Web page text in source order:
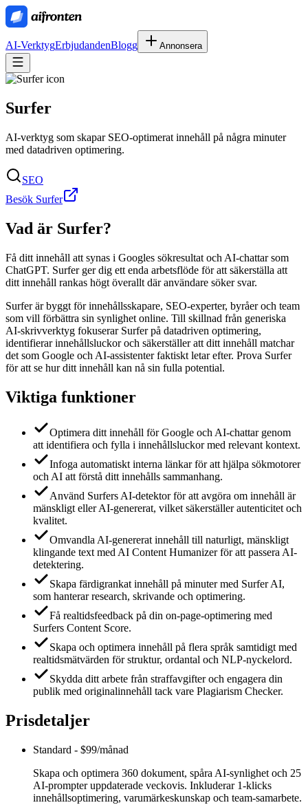
AI-VerktygErbjudandenBlogg Annonsera
Surfer
AI-verktyg som skapar SEO-optimerat innehåll på några minuter
med datadriven optimering.
SEO
Besök Surfer
Vad är Surfer?
Få ditt innehåll att synas i Googles sökresultat och AI-chattar som
ChatGPT. Surfer ger dig ett enda arbetsflöde för att säkerställa att
ditt innehåll rankas högt överallt där användare söker svar.
Surfer är byggt för innehållsskapare, SEO-experter, byråer och team
som vill förbättra sin synlighet online. Till skillnad från generiska
AI-skrivverktyg fokuserar Surfer på datadriven optimering,
identifierar innehållsluckor och säkerställer att ditt innehåll matchar
det som Google och AI-assistenter faktiskt letar efter. Prova Surfer
för att se hur ditt innehåll kan nå sin fulla potential.
Viktiga funktioner
Optimera ditt innehåll för Google och AI-chattar genom
att identifiera och fylla i innehållsluckor med relevant kontext.
Infoga automatiskt interna länkar för att hjälpa sökmotorer
och AI att förstå ditt innehålls sammanhang.
Använd Surfers AI-detektor för att avgöra om innehåll är
mänskligt eller AI-genererat, vilket säkerställer autenticitet och
kvalitet.
Omvandla AI-genererat innehåll till naturligt, mänskligt
klingande text med AI Content Humanizer för att passera AI-
detektering.
Skapa färdigrankat innehåll på minuter med Surfer AI,
som hanterar research, skrivande och optimering.
Få realtidsfeedback på din on-page-optimering med
Surfers Content Score.
Skapa och optimera innehåll på flera språk samtidigt med
realtidsmätvärden för struktur, ordantal och NLP-nyckelord.
Skydda ditt arbete från straffavgifter och engagera din
publik med originalinnehåll tack vare Plagiarism Checker.
Prisdetaljer
Standard - $99/månad
Skapa och optimera 360 dokument, spåra AI-synlighet och 25
AI-prompter uppdaterade veckovis. Inkluderar 1-klicks
innehållsoptimering, varumärkeskunskap och team-samarbete.